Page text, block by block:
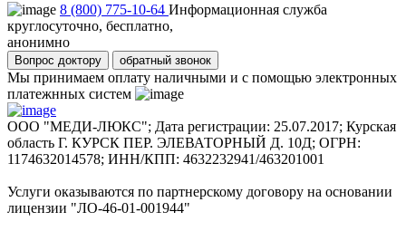
8 (800) 775-10-64 Информационная служба
круглосуточно, бесплатно,
анонимно
Вопрос доктору обратный звонок
Мы принимаем оплату наличными и с помощью электронных
платежнных систем
ООО "МЕДИ-ЛЮКС"; Дата регистрации: 25.07.2017; Курская
область Г. КУРСК ПЕР. ЭЛЕВАТОРНЫЙ Д. 10Д; ОГРН:
1174632014578; ИНН/КПП: 4632232941/463201001
Услуги оказываются по партнерскому договору на основании
лицензии "ЛО-46-01-001944"